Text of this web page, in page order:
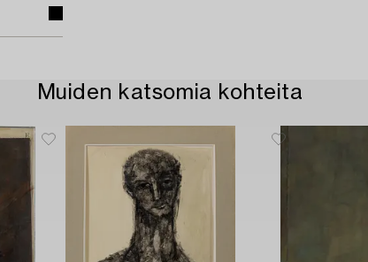
Muiden katsomia kohteita